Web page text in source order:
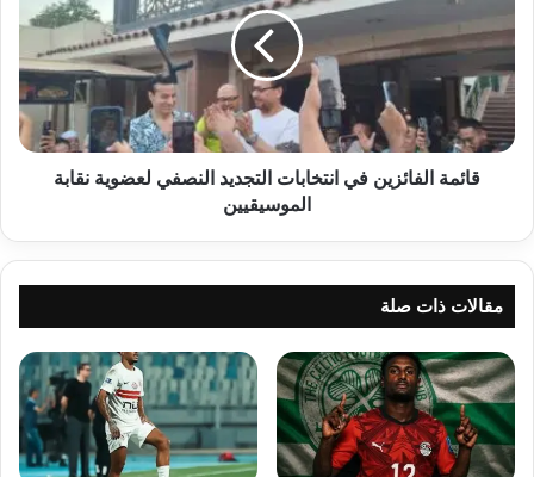
انتخابات
التجديد
النصفي
لعضوية
نقابة
الموسيقيين
قائمة الفائزين في انتخابات التجديد النصفي لعضوية نقابة
الموسيقيين
مقالات ذات صلة